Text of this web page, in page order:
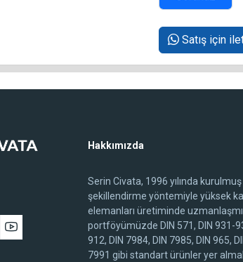
Satış için
Hakkımızda
Serin Civata, 1996 yılında
şekillendirme yöntemiyle yüksek
elemanları üretiminde
portföyümüzde DIN 571, DIN 931-
912, DIN 7984, DIN 7985, DIN 965,
7991 gibi standart ürünler yer